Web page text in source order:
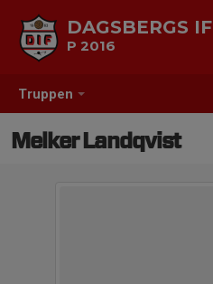
Truppen
DAGSBERGS IF
P 2016
Melker Landqvist